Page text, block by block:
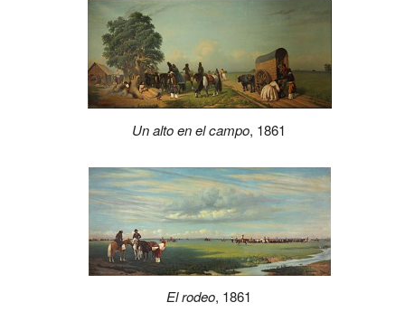
Un alto en el campo, 1861
El rodeo, 1861